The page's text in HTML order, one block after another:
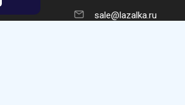
sale@lazalka.ru